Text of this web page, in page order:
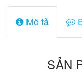
Mô tả
SẢN